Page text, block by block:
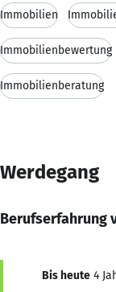
Immobilien
Immobilienbewertung
Immobilienberatung
Werdegang
Berufserfahrung
Bis heute 4